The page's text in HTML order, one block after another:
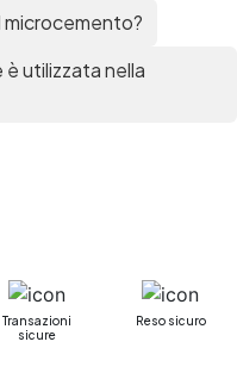
utilizzata nella
Transazioni
sicure
Reso sicuro